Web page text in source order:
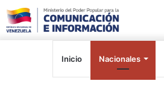
Inicio Nacionales